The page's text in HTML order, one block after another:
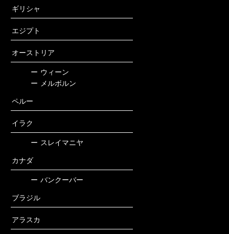
ギリシャ
エジプト
オーストリア
ー ウィーン
ー メルボルン
ペルー
イラク
ー スレイマニヤ
カナダ
ー バンクーバー
ブラジル
アラスカ